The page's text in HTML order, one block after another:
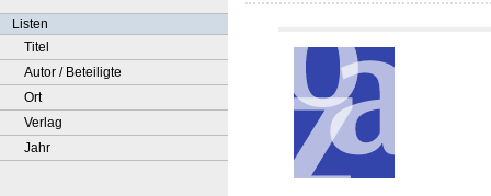
Listen
Titel
Autor / Beteiligte
Ort
Verlag
Jahr